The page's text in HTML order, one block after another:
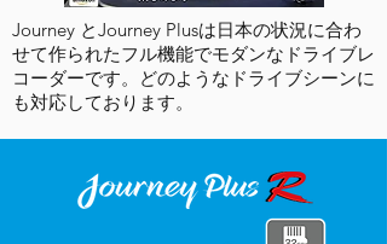
Journey とJourney Plusは日本の状況に合わ
せて作られたフル機能でモダンなドライブレ
コーダーです。どのようなドライブシーンに
も対応しております。